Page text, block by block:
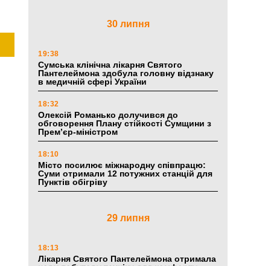
30 липня
19:38
Сумська клінічна лікарня Святого
Пантелеймона здобула головну відзнаку
в медичній сфері України
18:32
Олексій Романько долучився до
обговорення Плану стійкості Сумщини з
Прем’єр-міністром
18:10
Місто посилює міжнародну співпрацю:
Суми отримали 12 потужних станцій для
Пунктів обігріву
29 липня
18:13
Лікарня Святого Пантелеймона отримала